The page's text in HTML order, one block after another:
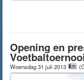
Opening en
Woensdag 31 juli 2013